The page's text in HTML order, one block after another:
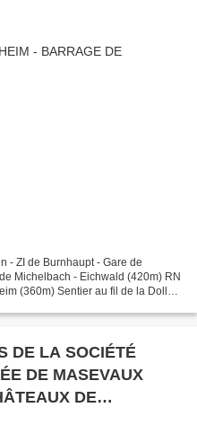
- ZI de Burnhaupt - Gare de
Michelbach - Eichwald (420m) RN
(360m) Sentier au fil de la Doller
DE LA SOCIÉTÉ
DE MASEVAUX
DE